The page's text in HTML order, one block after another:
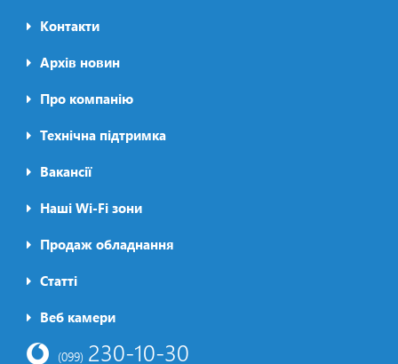
Контакти
Архів новин
Футер2
Про компанію
Технічна підтримка
Вакансії
Наші Wi-Fi зони
Продаж обладнання
Футер3
Статті
Веб камери
(099) 230-10-30